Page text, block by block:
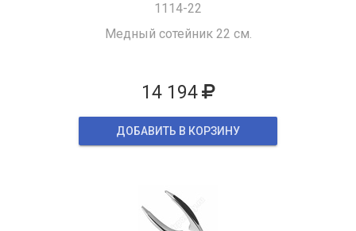
1114-22
Медный сотейник 22 см.
14 194
ДОБАВИТЬ В КОРЗИНУ